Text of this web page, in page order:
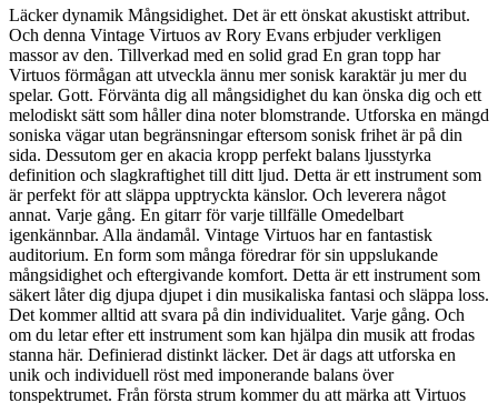
Läcker dynamik Mångsidighet. Det är ett önskat akustiskt attribut.
Och denna Vintage Virtuos av Rory Evans erbjuder verkligen
massor av den. Tillverkad med en solid grad En gran topp har
Virtuos förmågan att utveckla ännu mer sonisk karaktär ju mer du
spelar. Gott. Förvänta dig all mångsidighet du kan önska dig och ett
melodiskt sätt som håller dina noter blomstrande. Utforska en mängd
soniska vägar utan begränsningar eftersom sonisk frihet är på din
sida. Dessutom ger en akacia kropp perfekt balans ljusstyrka
definition och slagkraftighet till ditt ljud. Detta är ett instrument som
är perfekt för att släppa upptryckta känslor. Och leverera något
annat. Varje gång. En gitarr för varje tillfälle Omedelbart
igenkännbar. Alla ändamål. Vintage Virtuos har en fantastisk
auditorium. En form som många föredrar för sin uppslukande
mångsidighet och eftergivande komfort. Detta är ett instrument som
säkert låter dig djupa djupet i din musikaliska fantasi och släppa loss.
Det kommer alltid att svara på din individualitet. Varje gång. Och
om du letar efter ett instrument som kan hjälpa din musik att frodas
stanna här. Definierad distinkt läcker. Det är dags att utforska en
unik och individuell röst med imponerande balans över
tonspektrumet. Från första strum kommer du att märka att Virtuos